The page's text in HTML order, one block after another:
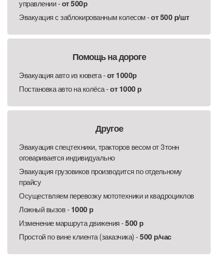
управлении -от 500р
Эвакуация с заблокированным колесом -от 500 р/шт
Помощь на дороге
Эвакуация авто из кювета -от 1000р
Постановка авто на колёса -от 1000 р
Другое
Эвакуация спецтехники, тракторов весом от 3тонн
оговаривается индивидуально
Эвакуация грузовиков производится по отдельному
прайсу
Осуществляем перевозку мототехники и квадроциклов
Ложный вызов -1000 р
Изменение маршрута движения -500 р
Простой по вине клиента (заказчика) -500 р/час